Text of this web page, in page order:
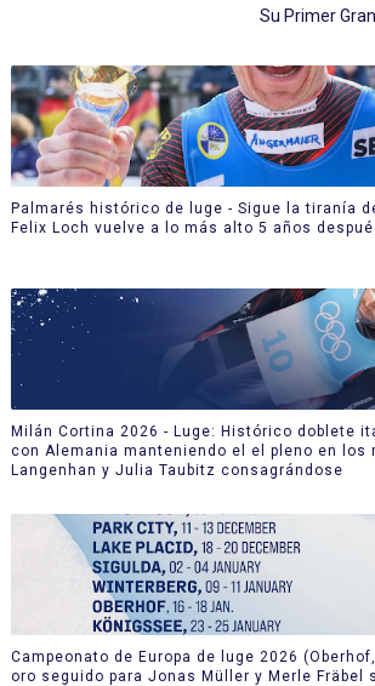
Su Primer
Palmarés histórico de luge - Sigue la tiranía
Felix Loch vuelve a lo más alto 5 años
Milán Cortina 2026 - Luge: Histórico doblete
con Alemania manteniendo el el pleno en los
Langenhan y Julia Taubitz consagrándose
Campeonato de Europa de luge 2026
oro seguido para Jonas Müller y Merle Fräbel